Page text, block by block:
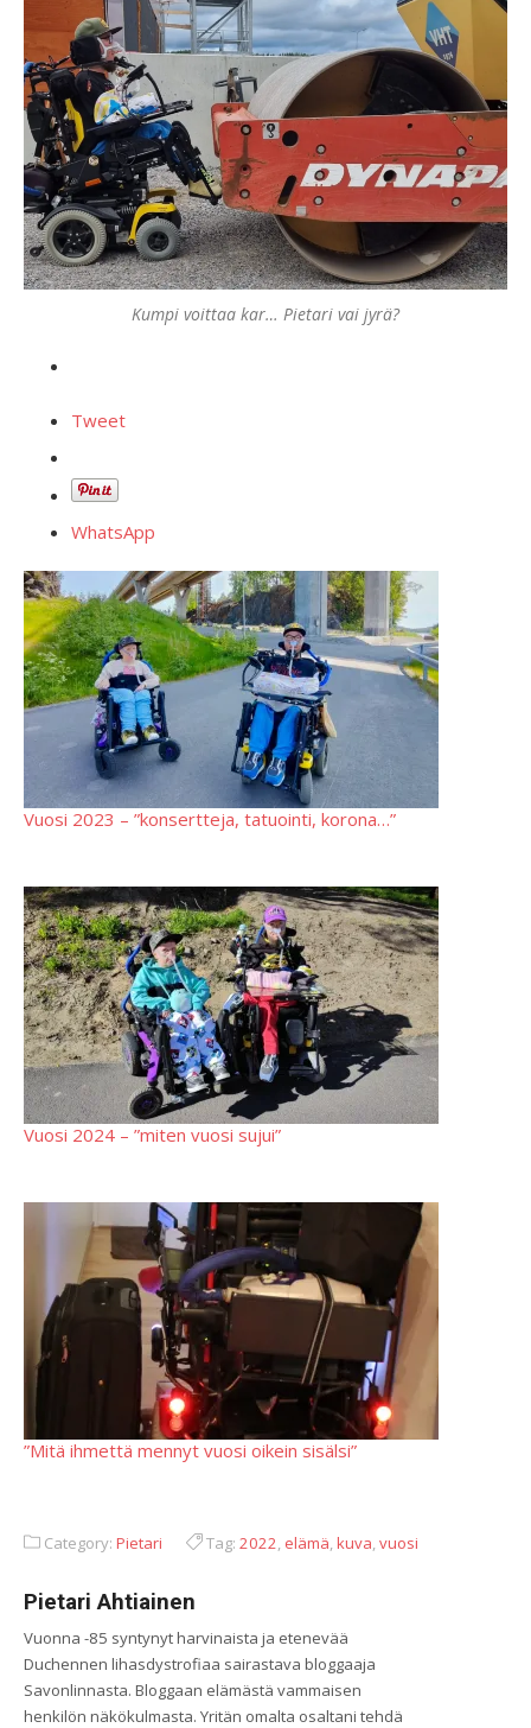
Kumpi voittaa kar… Pietari vai jyrä?
Tweet
WhatsApp
Vuosi 2023 – ”konsertteja, tatuointi, korona…”
Vuosi 2024 – ”miten vuosi sujui”
”Mitä ihmettä mennyt vuosi oikein sisälsi”
Category: Pietari Tag: 2022, elämä,kuva,vuosi
Pietari Ahtiainen
Vuonna -85 syntynyt harvinaista ja etenevää
Duchennen lihasdystrofiaa sairastava bloggaaja
Savonlinnasta. Bloggaan elämästä vammaisen
henkilön näkökulmasta. Yritän omalta osaltani tehdä